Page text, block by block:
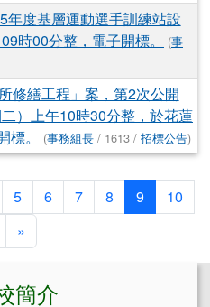
年度基層運動選手訓練站設
時00分整，電子開標。
(事
修繕工程」案，第2次公開
）上午10時30分整，於花蓮
。
(事務組長 / 1613 / 招標公告)
5 6 7 8 9 (目前頁次)
10
下一頁
»